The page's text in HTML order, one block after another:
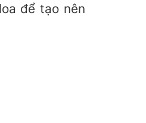
để tạo nên